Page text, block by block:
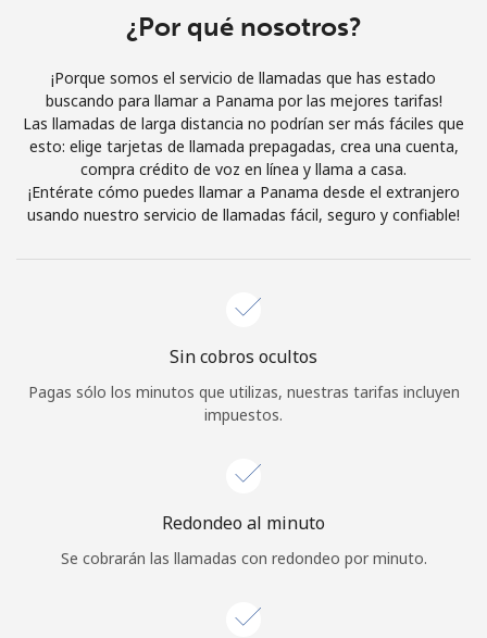
Iniciar Sesión
o
Continuar con
¿Por qué nosotros?
¡Porque somos el servicio de llamadas que has estado
buscando para llamar a Panama por las mejores tarifas!
Las llamadas de larga distancia no podrían ser más fáciles que
esto: elige tarjetas de llamada prepagadas, crea una cuenta,
compra crédito de voz en línea y llama a casa.
¡Entérate cómo puedes llamar a Panama desde el extranjero
usando nuestro servicio de llamadas fácil, seguro y confiable!
Sin cobros ocultos
Pagas sólo los minutos que utilizas, nuestras tarifas incluyen
impuestos.
Redondeo al minuto
Se cobrarán las llamadas con redondeo por minuto.